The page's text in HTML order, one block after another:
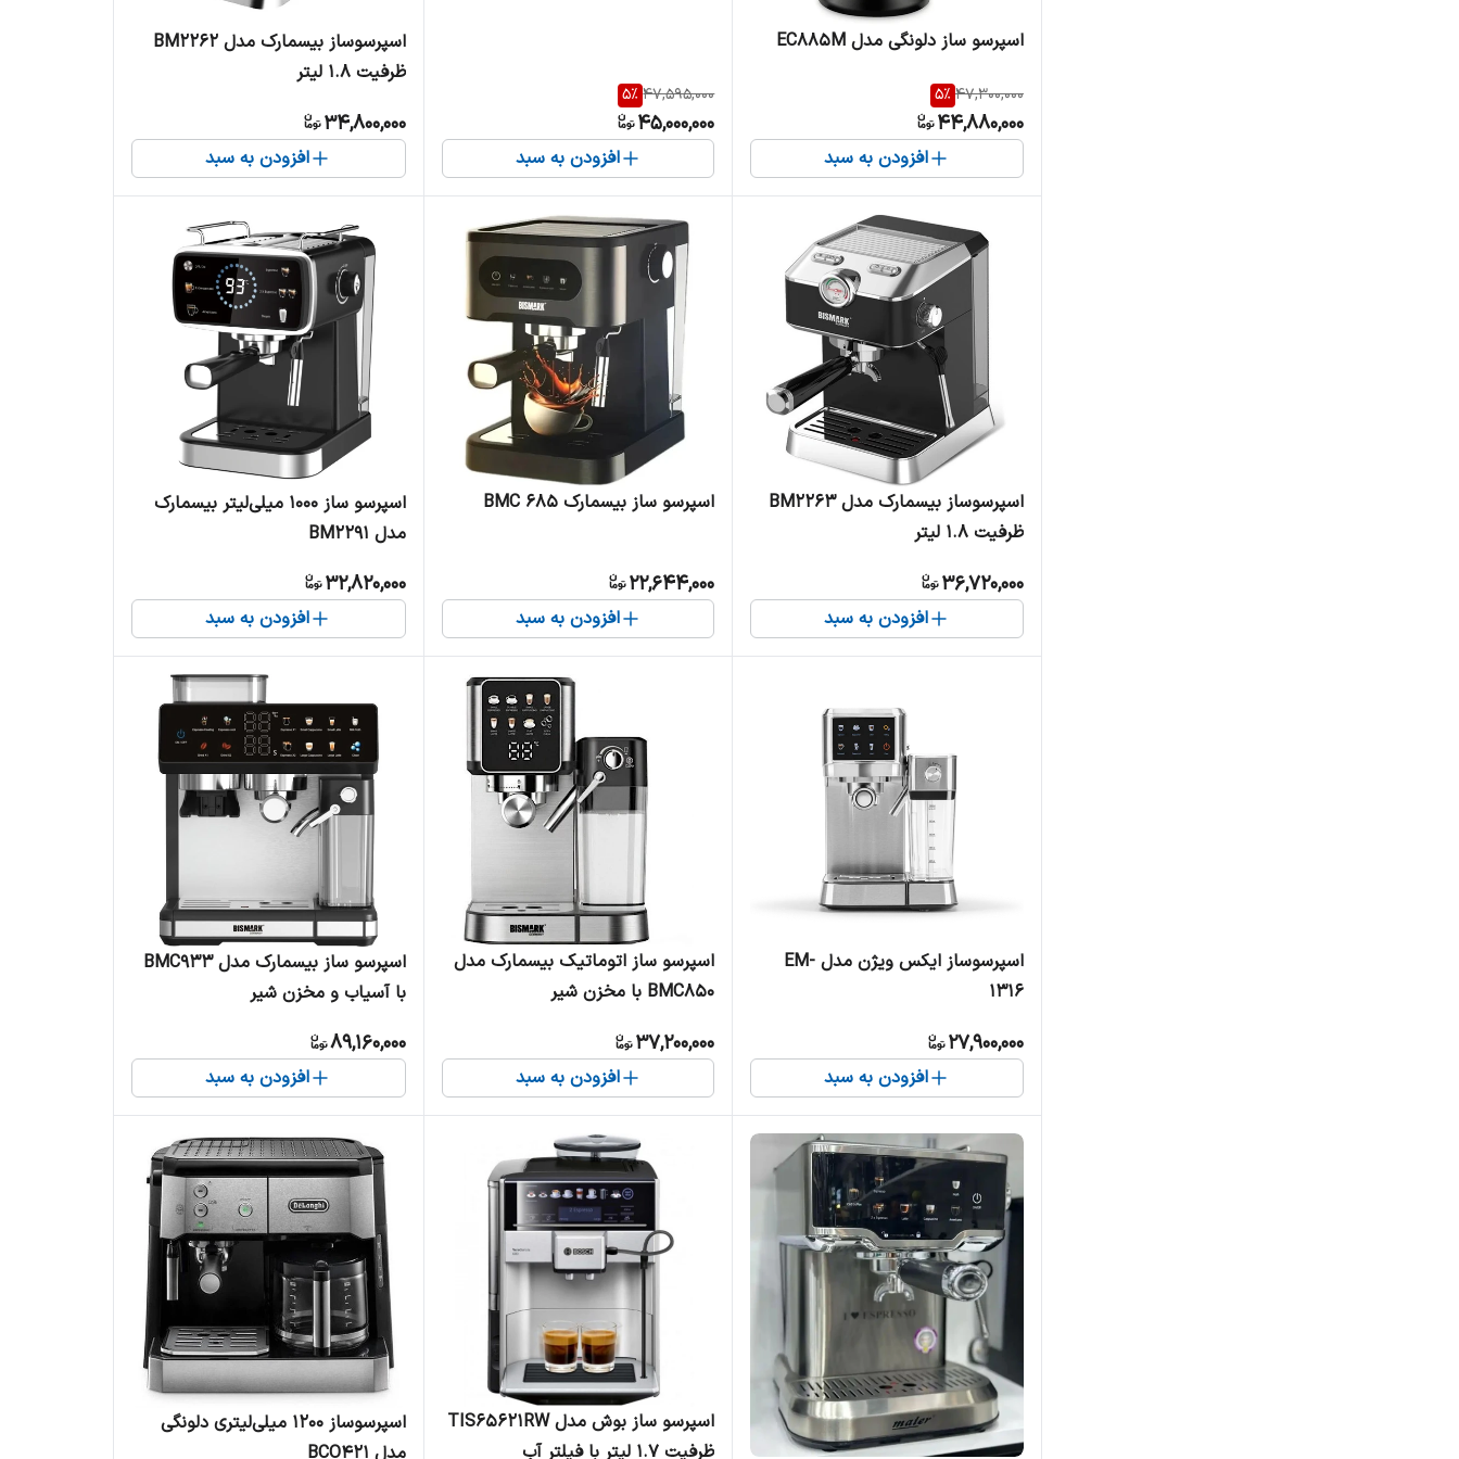
اسپرسو ساز دلونگی مدل EC885M
47,300,000
5%
44,880,000
افزودن به سبد
47,595,000
5%
45,000,000
افزودن به سبد
اسپرسوساز بیسمارک مدل BM2262
ظرفیت ۱.۸ لیتر
34,800,000
افزودن به سبد
اسپرسوساز بیسمارک مدل BM2263
ظرفیت ۱.۸ لیتر
36,720,000
افزودن به سبد
اسپرسو ساز بیسمارک BMC 685
22,644,000
افزودن به سبد
اسپرسو ساز 1000 میلی‌لیتر بیسمارک
مدل BM2291
32,820,000
افزودن به سبد
اسپرسوساز ایکس ویژن مدل EM-
1316
27,900,000
افزودن به سبد
اسپرسو ساز اتوماتیک بیسمارک مدل
BMC850 با مخزن شیر
37,200,000
افزودن به سبد
اسپرسو ساز بیسمارک مدل BMC933
با آسیاب و مخزن شیر
89,160,000
افزودن به سبد
اسپرسو ساز بوش مدل TIS65621RW
ظرفیت ۱.۷ لیتر با فیلتر آب
اسپرسوساز 1200 میلی‌لیتری دلونگی
مدل BCO421